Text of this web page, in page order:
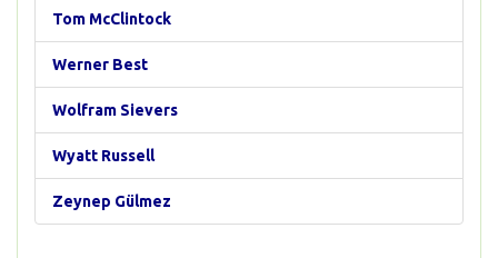
Tom McClintock
Werner Best
Wolfram Sievers
Wyatt Russell
Zeynep Gülmez